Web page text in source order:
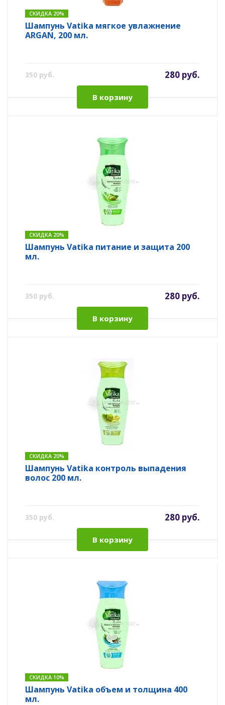
СКИДКА 20%
Шампунь Vatika мягкое увлажнение
ARGAN, 200 мл.
350 руб. 280 руб.
В корзину
СКИДКА 20%
Шампунь Vatika питание и защита 200
мл.
350 руб. 280 руб.
В корзину
СКИДКА 20%
Шампунь Vatika контроль выпадения
волос 200 мл.
350 руб. 280 руб.
В корзину
СКИДКА 10%
Шампунь Vatika объем и толщина 400
мл.